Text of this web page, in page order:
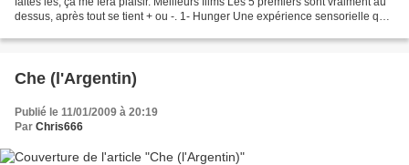
dessus, après tout se tient + ou -. 1- Hunger Une expérience sensorielle qui
Che (l'Argentin)
Publié le 11/01/2009 à 20:19
Par Chris666